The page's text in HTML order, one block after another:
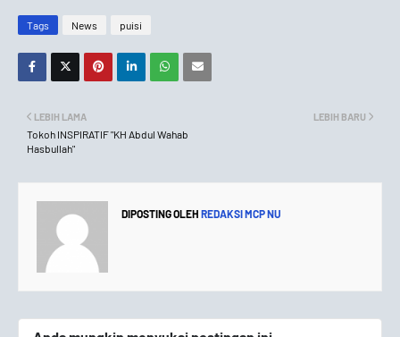
Tags News puisi
LEBIH BARU
LEBIH LAMA
Tokoh INSPIRATIF "KH Abdul Wahab
Hasbullah"
DIPOSTING OLEH REDAKSI MCP NU